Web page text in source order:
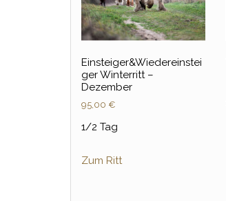
Einsteiger&Wiedereinstei
ger Winterritt –
Dezember
95,00 €
1/2 Tag
Zum Ritt